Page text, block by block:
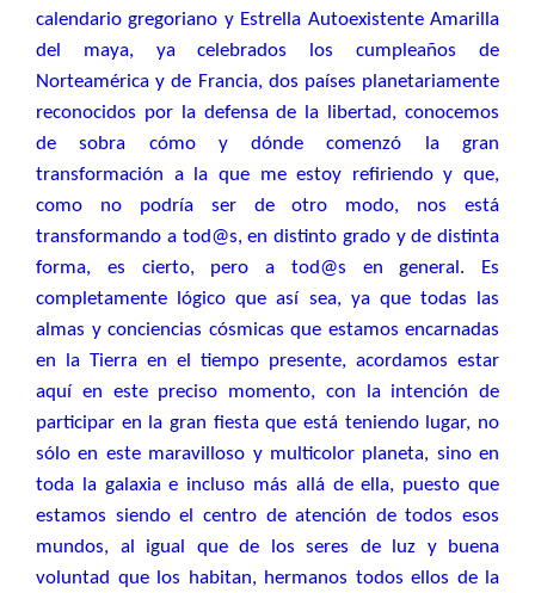
calendario gregoriano y Estrella Autoexistente Amarilla
del maya, ya celebrados los cumpleaños de
Norteamérica y de Francia, dos países planetariamente
reconocidos por la defensa de la libertad, conocemos
de sobra cómo y dónde comenzó la gran
transformación a la que me estoy refiriendo y que,
como no podría ser de otro modo, nos está
transformando a tod@s, en distinto grado y de distinta
forma, es cierto, pero a tod@s en general. Es
completamente lógico que así sea, ya que todas las
almas y conciencias cósmicas que estamos encarnadas
en la Tierra en el tiempo presente, acordamos estar
aquí en este preciso momento, con la intención de
participar en la gran fiesta que está teniendo lugar, no
sólo en este maravilloso y multicolor planeta, sino en
toda la galaxia e incluso más allá de ella, puesto que
estamos siendo el centro de atención de todos esos
mundos, al igual que de los seres de luz y buena
voluntad que los habitan, hermanos todos ellos de la